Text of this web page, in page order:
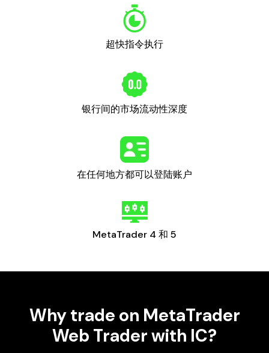
超快指令执行
银行间的市场流动性深度
在任何地方都可以登陆账户
MetaTrader 4 和 5
Why trade on MetaTrader
Web Trader with IC?